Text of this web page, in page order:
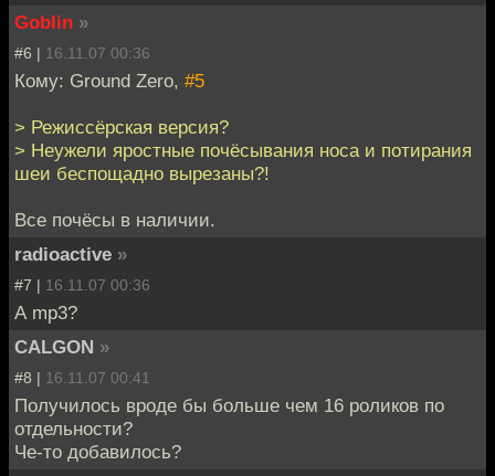
Goblin »
#6 | 16.11.07 00:36
Кому: Ground Zero, #5
> Режиссёрская версия?
> Неужели яростные почёсывания носа и потирания
шеи беспощадно вырезаны?!
Все почёсы в наличии.
radioactive »
#7 | 16.11.07 00:36
А mp3?
CALGON »
#8 | 16.11.07 00:41
Получилось вроде бы больше чем 16 роликов по
отдельности?
Че-то добавилось?